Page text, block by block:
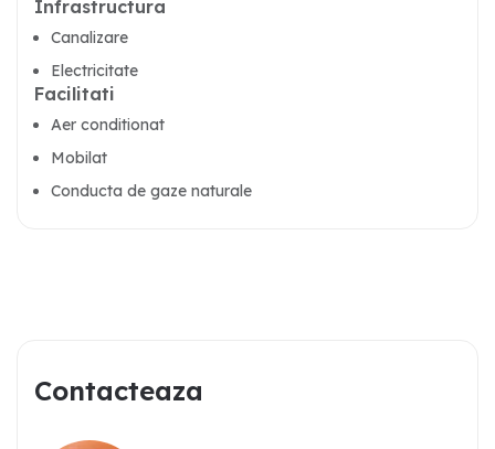
Infrastructura
Canalizare
Electricitate
Facilitati
Aer conditionat
Mobilat
Conducta de gaze naturale
Contacteaza